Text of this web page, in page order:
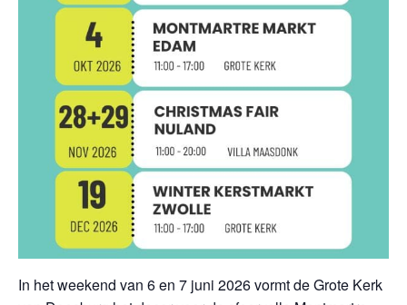
In het weekend van 6 en 7 juni 2026 vormt de Grote Kerk